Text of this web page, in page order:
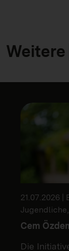
Weitere
21.07.2026 |
Cem
Die